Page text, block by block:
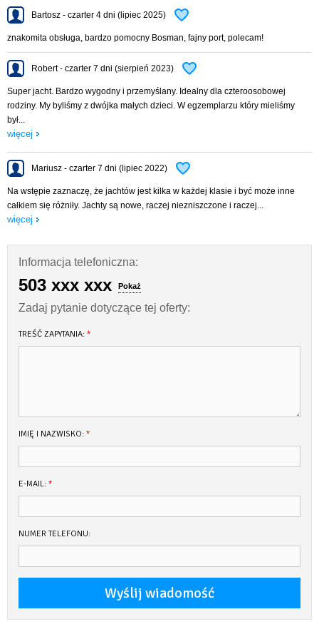
Instalacja 230V – przy podłączeniu do prądu na kei, 2 gniazda 230V
WC chemiczne
Wydawanie jachtów odbywa się w godzinach 17:00 – 20:00 (lub po
telefonicznym uzgodnieniu innej pory), a zdawanie jachtu po zakończeniu
czarteru – do godziny 11:00 ostatniego dnia.
W cenie czarteru darmowy postój w porcie macierzystym.
czarter do 3 dób (włącznie) – dopłata 15%
opróżnianie toalety chemicznej i morskiej – 200 zł
Opłata za sprzątanie jachtu (obligatoryjna) - 180zł
Bartosz - czarter 4 dni (lipiec 2025)
znakomita obsługa, bardzo pomocny Bosman, fajny port, polecam!
Robert - czarter 7 dni (sierpień 2023)
Super jacht. Bardzo wygodny i przemyślany. Idealny dla czteroosobowej
rodziny. My byliśmy z dwójka małych dzieci. W egzemplarzu który mieliśmy
był...
więcej
Mariusz - czarter 7 dni (lipiec 2022)
Na wstępie zaznaczę, że jachtów jest kilka w każdej klasie i być może inne
całkiem się różniły. Jachty są nowe, raczej niezniszczone i raczej...
więcej
Informacja telefoniczna:
503 xxx xxx Pokaż
Zadaj pytanie dotyczące tej oferty:
TREŚĆ ZAPYTANIA: *
IMIĘ I NAZWISKO: *
E-MAIL: *
NUMER TELEFONU: